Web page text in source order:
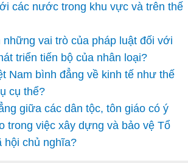
các nước trong khu vực và trên thế
những vai trò của pháp luật đối với
triển tiến bộ của nhân loại?
Nam bình đẳng về kinh tế như thế
cụ thể?
giữa các dân tộc, tôn giáo có ý
trong việc xây dựng và bảo vệ Tổ
hội chủ nghĩa?